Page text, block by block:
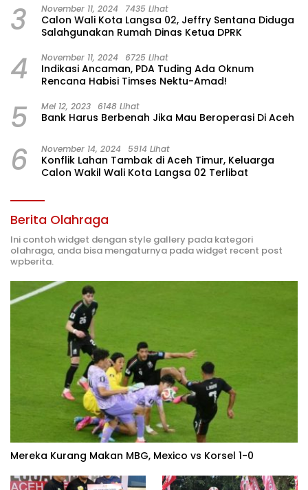
3 November 11, 2024 7435 Lihat
Calon Wali Kota Langsa 02, Jeffry Sentana Diduga
Salahgunakan Rumah Dinas Ketua DPRK
4 November 11, 2024 6725 Lihat
Indikasi Ancaman, PDA Tuding Ada Oknum
Rencana Habisi Timses Nektu-Amad!
5 Mei 12, 2023 6148 Lihat
Bank Harus Berbenah Jika Mau Beroperasi Di Aceh
6 November 14, 2024 5914 Lihat
Konflik Lahan Tambak di Aceh Timur, Keluarga
Calon Wakil Wali Kota Langsa 02 Terlibat
Berita Olahraga
Ini contoh widget dengan style gallery pada kategori
olahraga, anda bisa mengaturnya pada widget recent post
wpberita.
Mereka Kurang Makan MBG, Mexico vs Korsel 1-0